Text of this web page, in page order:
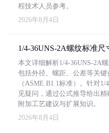
程技术人员参考。
2026年8月4日
1/4-36UNS-2A螺纹标准尺
本文详细解析1/4-36UNS-2A
包括外径、螺距、公差等关
（ASME B1.1标准）。针对
见疑问，通过公式推导给出
附加工艺建议与扩展知识。
2026年8月4日